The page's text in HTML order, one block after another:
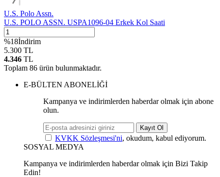
U.S. Polo Assn.
U.S. POLO ASSN. USPA1096-04 Erkek Kol Saati
%18İndirim
5.300 TL
4.346 TL
Toplam 86 ürün bulunmaktadır.
E-BÜLTEN ABONELİĞİ
Kampanya ve indirimlerden haberdar olmak için abone
olun.
Kayıt Ol
KVKK Sözleşmesi'ni, okudum, kabul ediyorum.
SOSYAL MEDYA
Kampanya ve indirimlerden haberdar olmak için Bizi Takip
Edin!